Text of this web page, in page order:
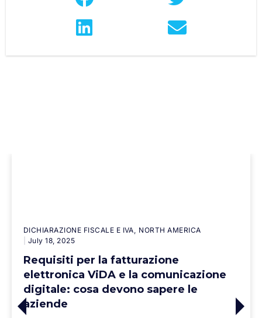
DICHIARAZIONE FISCALE E IVA
NORTH AMERICA
July 18, 2025
Requisiti per la fatturazione
elettronica ViDA e la comunicazione
digitale: cosa devono sapere le
aziende